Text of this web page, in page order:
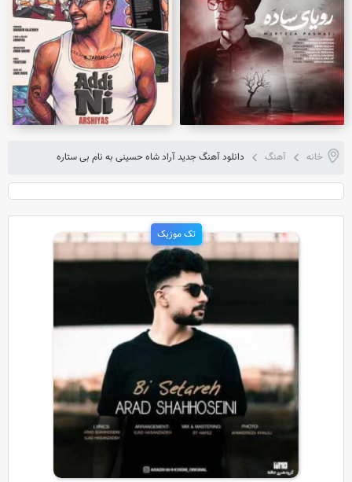
خانه آهنگ دانلود آهنگ جدید آراد شاه حسینی به نام بی ستاره
تک موزیک